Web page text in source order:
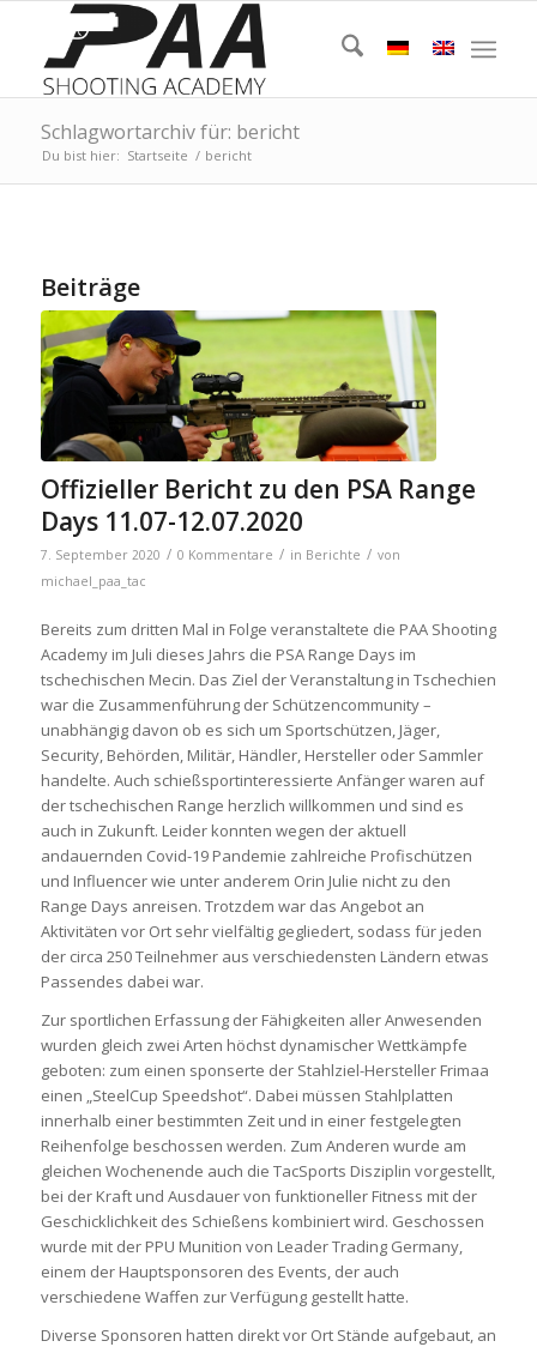
Schlagwortarchiv für: bericht
Du bist hier: Startseite / bericht
Beiträge
Offizieller Bericht zu den PSA Range
Days 11.07-12.07.2020
7. September 2020 / 0 Kommentare / in Berichte / von
michael_paa_tac
Bereits zum dritten Mal in Folge veranstaltete die PAA Shooting
Academy im Juli dieses Jahrs die PSA Range Days im
tschechischen Mecin. Das Ziel der Veranstaltung in Tschechien
war die Zusammenführung der Schützencommunity –
unabhängig davon ob es sich um Sportschützen, Jäger,
Security, Behörden, Militär, Händler, Hersteller oder Sammler
handelte. Auch schießsportinteressierte Anfänger waren auf
der tschechischen Range herzlich willkommen und sind es
auch in Zukunft. Leider konnten wegen der aktuell
andauernden Covid-19 Pandemie zahlreiche Profischützen
und Influencer wie unter anderem Orin Julie nicht zu den
Range Days anreisen. Trotzdem war das Angebot an
Aktivitäten vor Ort sehr vielfältig gegliedert, sodass für jeden
der circa 250 Teilnehmer aus verschiedensten Ländern etwas
Passendes dabei war.
Zur sportlichen Erfassung der Fähigkeiten aller Anwesenden
wurden gleich zwei Arten höchst dynamischer Wettkämpfe
geboten: zum einen sponserte der Stahlziel-Hersteller Frimaa
einen „SteelCup Speedshot“. Dabei müssen Stahlplatten
innerhalb einer bestimmten Zeit und in einer festgelegten
Reihenfolge beschossen werden. Zum Anderen wurde am
gleichen Wochenende auch die TacSports Disziplin vorgestellt,
bei der Kraft und Ausdauer von funktioneller Fitness mit der
Geschicklichkeit des Schießens kombiniert wird. Geschossen
wurde mit der PPU Munition von Leader Trading Germany,
einem der Hauptsponsoren des Events, der auch
verschiedene Waffen zur Verfügung gestellt hatte.
Diverse Sponsoren hatten direkt vor Ort Stände aufgebaut, an